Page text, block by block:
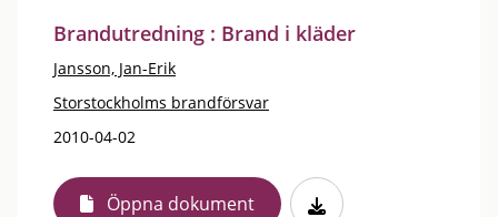
Brandutredning : Brand i kläder
Jansson, Jan-Erik
Storstockholms brandförsvar
2010-04-02
Öppna dokument